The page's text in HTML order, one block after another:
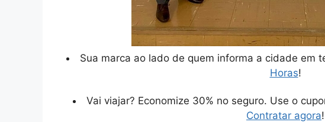
Sua marca ao lado de quem informa a cidade em
Horas!
Vai viajar? Economize 30% no seguro. Use o
Contratar agora!